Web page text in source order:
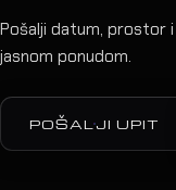
Pošalji datum, prostor
jasnom ponudom.
POŠALJI UPIT